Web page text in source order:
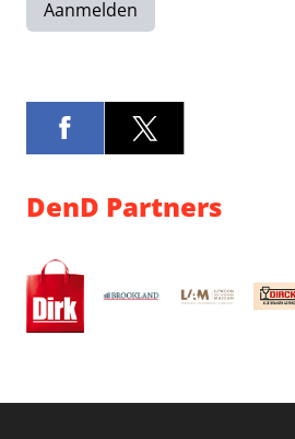
Aanmelden
DenD Partners